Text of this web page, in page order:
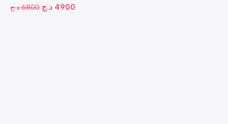
6800 د.ج 4900 د.ج